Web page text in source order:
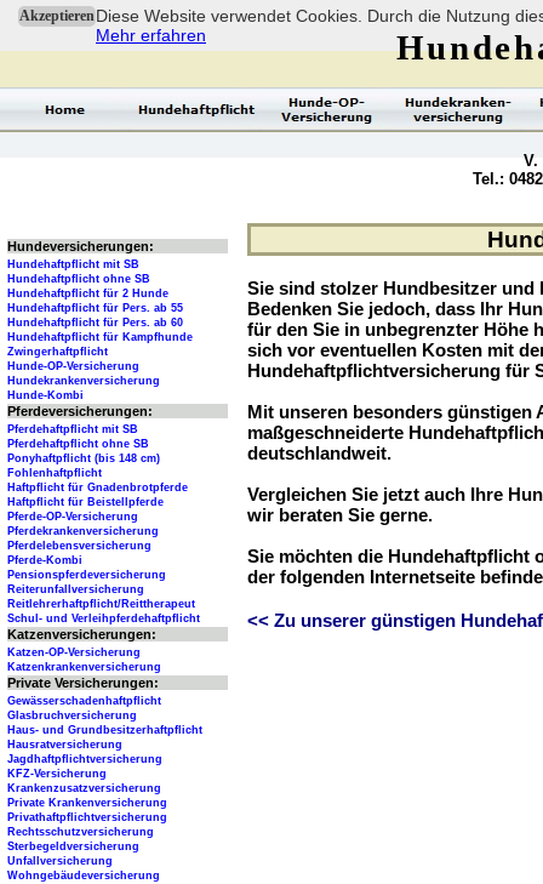
AkzeptierenDiese Website verwendet Cookies. Durch die Nutzung
Mehr erfahren
Sie sind stolzer Hundbesitzer und
Bedenken Sie jedoch, dass Ihr
für den Sie in unbegrenzter Höhe
sich vor eventuellen Kosten mit
Hundehaftpflichtversicherung für
Mit unseren besonders günstigen
maßgeschneiderte
deutschlandweit.
Vergleichen Sie jetzt auch Ihre
wir beraten Sie gerne.
Sie möchten die Hundehaftpflicht
der folgenden Internetseite
<< Zu unserer günstigen
V.
Tel.:
Hundeversicherungen:
Hundehaftpflicht mit SB
Hundehaftpflicht ohne SB
Hundehaftpflicht für 2 Hunde
Hundehaftpflicht für Pers. ab 55
Hundehaftpflicht für Pers. ab 60
Hundehaftpflicht für Kampfhunde
Zwingerhaftpflicht
Hunde-OP-Versicherung
Hundekrankenversicherung
Hunde-Kombi
Pferdeversicherungen:
Pferdehaftpflicht mit SB
Pferdehaftpflicht ohne SB
Ponyhaftpflicht (bis 148 cm)
Fohlenhaftpflicht
Haftpflicht für Gnadenbrotpferde
Haftpflicht für Beistellpferde
Pferde-OP-Versicherung
Pferdekrankenversicherung
Pferdelebensversicherung
Pferde-Kombi
Pensionspferdeversicherung
Reiterunfallversicherung
Reitlehrerhaftpflicht/Reittherapeut
Schul- und Verleihpferdehaftpflicht
Katzenversicherungen:
Katzen-OP-Versicherung
Katzenkrankenversicherung
Private Versicherungen:
Gewässerschadenhaftpflicht
Glasbruchversicherung
Haus- und Grundbesitzerhaftpflicht
Hausratversicherung
Jagdhaftpflichtversicherung
KFZ-Versicherung
Krankenzusatzversicherung
Private Krankenversicherung
Privathaftpflichtversicherung
Rechtsschutzversicherung
Sterbegeldversicherung
Unfallversicherung
Wohngebäudeversicherung